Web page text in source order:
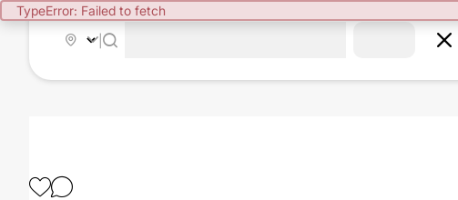
TypeError: Failed to fetch